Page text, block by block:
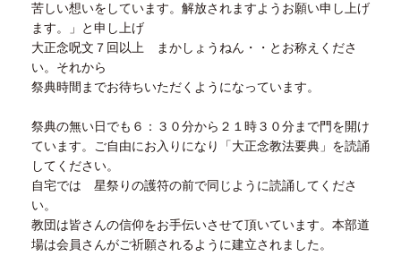
苦しい想いをしています。解放されますようお願い申し上げ
ます。」と申し上げ
大正念呪文７回以上 まかしょうねん・・とお称えくださ
い。それから
祭典時間までお待ちいただくようになっています。
祭典の無い日でも６：３０分から２１時３０分まで門を開け
ています。ご自由にお入りになり「大正念教法要典」を読誦
してください。
自宅では 星祭りの護符の前で同じように読誦してくださ
い。
教団は皆さんの信仰をお手伝いさせて頂いています。本部道
場は会員さんがご祈願されるように建立されました。